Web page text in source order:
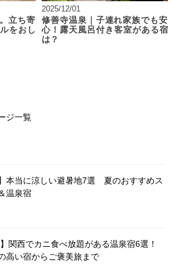
立ち寄
をおし
2025/12/01
修善寺温泉｜子連れ家族でも安
心！露天風呂付き客室がある宿
は？
ジ一覧
】本当に涼しい避暑地7選 夏のおすすめス
温泉宿
】関西でカニ食べ放題がある温泉宿6選！
高い宿からご褒美旅まで